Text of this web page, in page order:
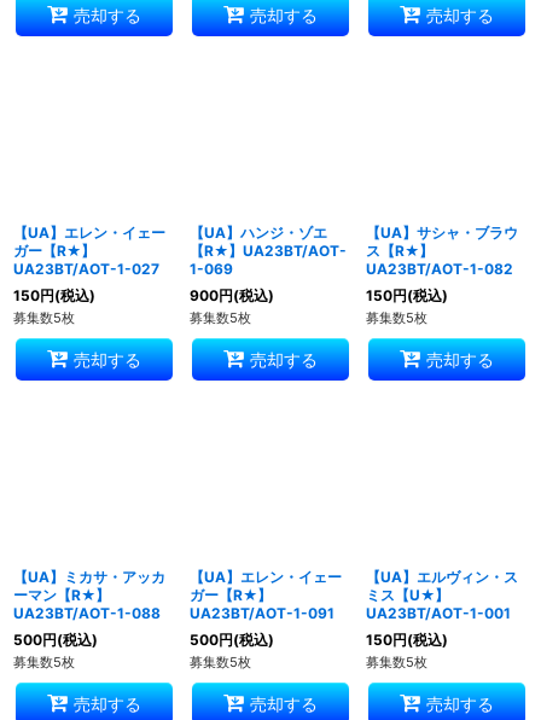
売却する 売却する 売却する
【UA】エレン・イェー
ガー【R★】
UA23BT/AOT-1-027
150円(税込)
募集数5枚
売却する
【UA】ハンジ・ゾエ
【R★】UA23BT/AOT-
1-069
900円(税込)
募集数5枚
売却する
【UA】サシャ・ブラウ
ス【R★】
UA23BT/AOT-1-082
150円(税込)
募集数5枚
売却する
【UA】ミカサ・アッカ
ーマン【R★】
UA23BT/AOT-1-088
500円(税込)
募集数5枚
売却する
【UA】エレン・イェー
ガー【R★】
UA23BT/AOT-1-091
500円(税込)
募集数5枚
売却する
【UA】エルヴィン・ス
ミス【U★】
UA23BT/AOT-1-001
150円(税込)
募集数5枚
売却する